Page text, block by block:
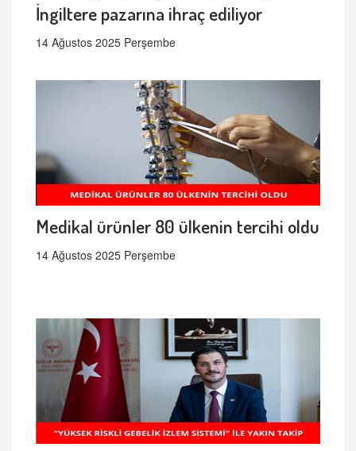
İngiltere pazarına ihraç ediliyor
14 Ağustos 2025 Perşembe
Medikal ürünler 80 ülkenin tercihi oldu
14 Ağustos 2025 Perşembe